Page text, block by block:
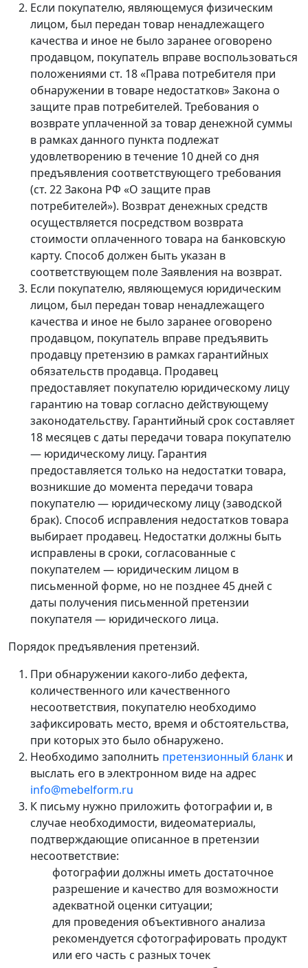
Если покупателю, являющемуся физическим
лицом, был передан товар ненадлежащего
качества и иное не было заранее оговорено
продавцом, покупатель вправе воспользоваться
положениями ст. 18 «Права потребителя при
обнаружении в товаре недостатков» Закона о
защите прав потребителей. Требования о
возврате уплаченной за товар денежной суммы
в рамках данного пункта подлежат
удовлетворению в течение 10 дней со дня
предъявления соответствующего требования
(ст. 22 Закона РФ «О защите прав
потребителей»). Возврат денежных средств
осуществляется посредством возврата
стоимости оплаченного товара на банковскую
карту. Способ должен быть указан в
соответствующем поле Заявления на возврат.
Если покупателю, являющемуся юридическим
лицом, был передан товар ненадлежащего
качества и иное не было заранее оговорено
продавцом, покупатель вправе предъявить
продавцу претензию в рамках гарантийных
обязательств продавца. Продавец
предоставляет покупателю юридическому лицу
гарантию на товар согласно действующему
законодательству. Гарантийный срок составляет
18 месяцев с даты передачи товара покупателю
— юридическому лицу. Гарантия
предоставляется только на недостатки товара,
возникшие до момента передачи товара
покупателю — юридическому лицу (заводской
брак). Способ исправления недостатков товара
выбирает продавец. Недостатки должны быть
исправлены в сроки, согласованные с
покупателем — юридическим лицом в
письменной форме, но не позднее 45 дней с
даты получения письменной претензии
покупателя — юридического лица.
Порядок предъявления претензий.
При обнаружении какого-либо дефекта,
количественного или качественного
несоответствия, покупателю необходимо
зафиксировать место, время и обстоятельства,
при которых это было обнаружено.
Необходимо заполнить претензионный бланк и
выслать его в электронном виде на адрес
info@mebelform.ru
К письму нужно приложить фотографии и, в
случае необходимости, видеоматериалы,
подтверждающие описанное в претензии
несоответствие:
фотографии должны иметь достаточное
разрешение и качество для возможности
адекватной оценки ситуации;
для проведения объективного анализа
рекомендуется сфотографировать продукт
или его часть с разных точек